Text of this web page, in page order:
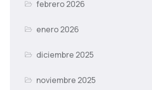
febrero 2026
enero 2026
diciembre 2025
noviembre 2025